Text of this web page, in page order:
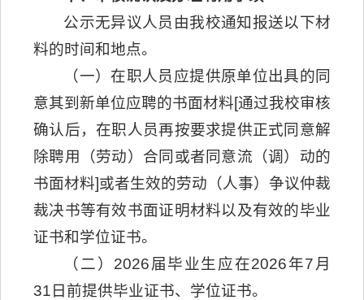
公示无异议人员由我校通知报送以下材
料的时间和地点。
（一）在职人员应提供原单位出具的同
意其到新单位应聘的书面材料[通过我校审核
确认后，在职人员再按要求提供正式同意解
除聘用（劳动）合同或者同意流（调）动的
书面材料]或者生效的劳动（人事）争议仲裁
裁决书等有效书面证明材料以及有效的毕业
证书和学位证书。
（二）2026届毕业生应在2026年7月
31日前提供毕业证书、学位证书。